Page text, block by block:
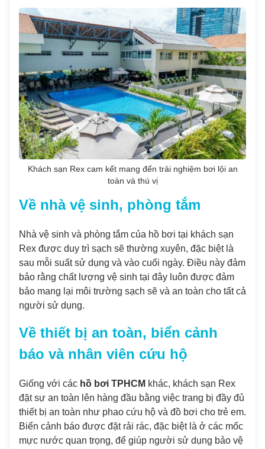
Khách sạn Rex cam kết mang đến trải nghiệm bơi lội an
toàn và thú vị
Về nhà vệ sinh, phòng tắm
Nhà vệ sinh và phòng tắm của hồ bơi tại khách sạn
Rex được duy trì sạch sẽ thường xuyên, đặc biệt là
sau mỗi suất sử dụng và vào cuối ngày. Điều này đảm
bảo rằng chất lượng vệ sinh tại đây luôn được đảm
bảo mang lại môi trường sạch sẽ và an toàn cho tất cả
người sử dụng.
Về thiết bị an toàn, biển cảnh
báo và nhân viên cứu hộ
Giống với các hồ bơi TPHCM khác, khách sạn Rex
đặt sự an toàn lên hàng đầu bằng việc trang bị đầy đủ
thiết bị an toàn như phao cứu hộ và đồ bơi cho trẻ em.
Biển cảnh báo được đặt rải rác, đặc biệt là ở các mốc
mực nước quan trọng, để giúp người sử dụng bảo vệ